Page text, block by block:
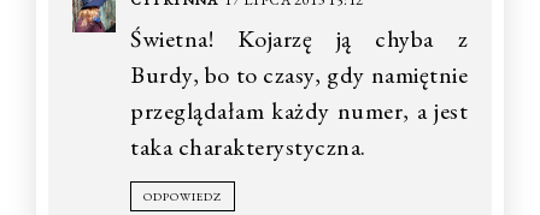
Świetna! Kojarzę ją chyba z
Burdy, bo to czasy, gdy namiętnie
przeglądałam każdy numer, a jest
taka charakterystyczna.
ODPOWIEDZ